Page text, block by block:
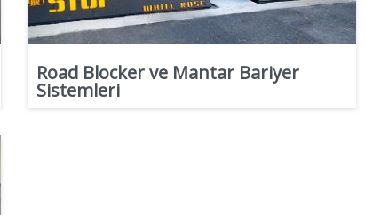
Road Blocker ve Mantar Bariyer
Sistemleri